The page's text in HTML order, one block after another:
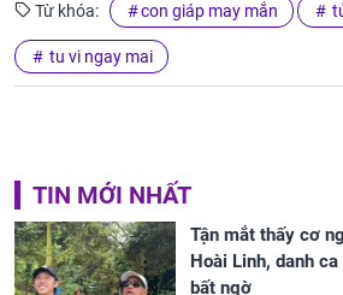
Từ khóa: con giáp may mắn
tu vi ngay mai
TIN MỚI NHẤT
Tận mắt thấy cơ
Hoài Linh, danh
bất ngờ